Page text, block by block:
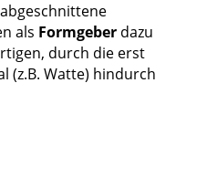
als Formgeber dazu
durch die erst
(z.B. Watte) hindurch